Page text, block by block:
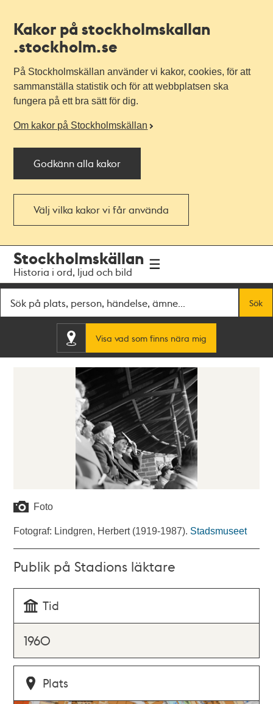
Kakor på stockholmskallan
.stockholm.se
På Stockholmskällan använder vi kakor, cookies, för att
sammanställa statistik och för att webbplatsen ska
fungera på ett bra sätt för dig.
Om kakor på Stockholmskällan
Godkänn alla kakor
Välj vilka kakor vi får använda
navigationen
huvudinnehållet
Stockholmskällan
Historia i ord, ljud och bild
Sök
Visa vad som finns nära mig
Foto
Fotograf: Lindgren, Herbert (1919-1987). Stadsmuseet
Publik på Stadions läktare
Tid
1960
Plats